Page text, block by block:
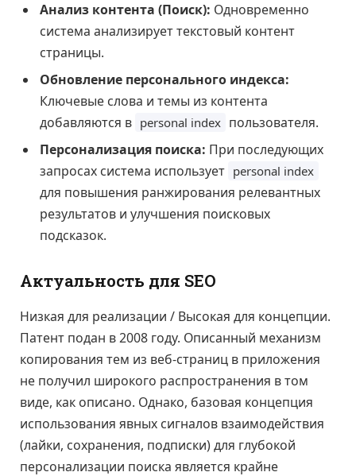
Анализ контента (Поиск): Одновременно
система анализирует текстовый контент
страницы.
Обновление персонального индекса:
Ключевые слова и темы из контента
добавляются в personal index пользователя.
Персонализация поиска: При последующих
запросах система использует personal index
для повышения ранжирования релевантных
результатов и улучшения поисковых
подсказок.
Актуальность для SEO
Низкая для реализации / Высокая для концепции.
Патент подан в 2008 году. Описанный механизм
копирования тем из веб-страниц в приложения
не получил широкого распространения в том
виде, как описано. Однако, базовая концепция
использования явных сигналов взаимодействия
(лайки, сохранения, подписки) для глубокой
персонализации поиска является крайне